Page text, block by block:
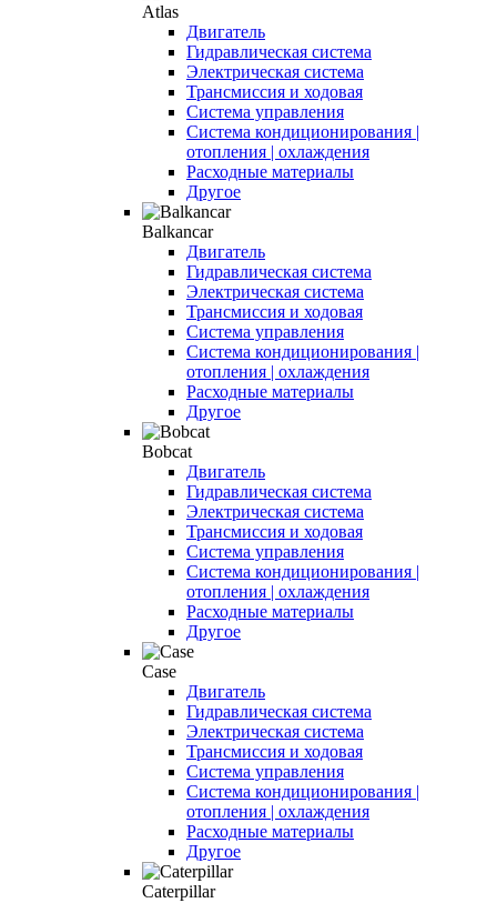
Atlas
Двигатель
Гидравлическая система
Электрическая система
Трансмиссия и ходовая
Система управления
Система кондиционирования |
отопления | охлаждения
Расходные материалы
Другое
Balkancar
Двигатель
Гидравлическая система
Электрическая система
Трансмиссия и ходовая
Система управления
Система кондиционирования |
отопления | охлаждения
Расходные материалы
Другое
Bobcat
Двигатель
Гидравлическая система
Электрическая система
Трансмиссия и ходовая
Система управления
Система кондиционирования |
отопления | охлаждения
Расходные материалы
Другое
Case
Двигатель
Гидравлическая система
Электрическая система
Трансмиссия и ходовая
Система управления
Система кондиционирования |
отопления | охлаждения
Расходные материалы
Другое
Caterpillar